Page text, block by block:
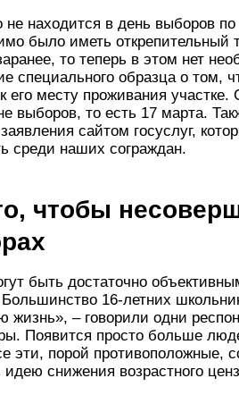
не находится в день выборов
было иметь открепительный
то теперь в этом нет
специального образца о том,
месту проживания участке.
выборов, то есть 17 марта.
сайтом госуслуг,
среди наших сограждан.
чтобы
быть достаточно
16-летних
жизнь», – говорили одни
Появится просто больше
эти, порой противоположные,
снижения возрастного